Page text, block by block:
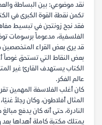
نقد موضوعي: بين البساطة
تكمن نقطة القوة الكبرى في
فقد نجح زونتجن في تبسيط
الفلسفية، مدعوماً برسومات
قد يرى بعض القراء المتخصصين
بعض النقاط التي تستحق غوصاً
الكتاب يستهدف القارئ غير
عالم الفكر.
كان أغلب الفلاسفة المهمين
المثال أفلاطون، وكان رجلاً
النادرة، حتى أنه كان يدفع
يمتلك مكتبة كاملة أهداها